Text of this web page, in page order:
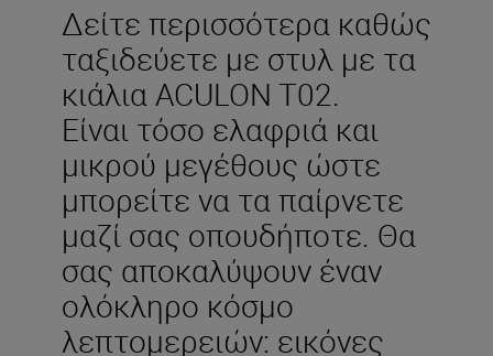
Δείτε περισσότερα καθώς
ταξιδεύετε με στυλ με τα
κιάλια ACULON T02.
Είναι τόσο ελαφριά και
μικρού μεγέθους ώστε
μπορείτε να τα παίρνετε
μαζί σας οπουδήποτε. Θα
σας αποκαλύψουν έναν
ολόκληρο κόσμο
λεπτομερειών: εικόνες